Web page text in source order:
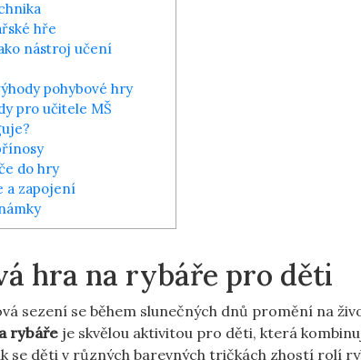
hře
nástroj učení
pohybové hry
pro učitele MŠ
do hry
a zapojení
hra na rybáře pro děti
sezení se během slunečných dnů promění na
rybáře je skvělou aktivitou pro děti, která
se děti v různých barevných tričkách zhostí rolí